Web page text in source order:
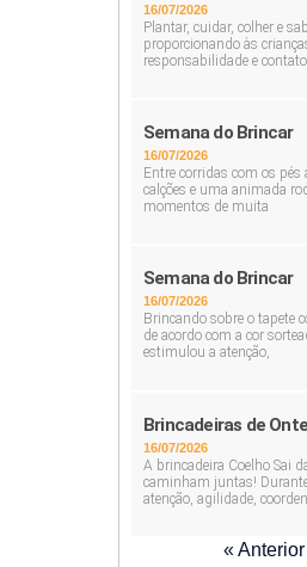
16/07/2026
Plantar, cuidar, colher e
proporcionando às
responsabilidade e
Semana do Brincar
16/07/2026
Entre corridas com os
calções e uma animada
momentos de muita
Semana do Brincar
16/07/2026
Brincando sobre o tapete
de acordo com a cor
estimulou a atenção,
Brincadeiras de
16/07/2026
A brincadeira Coelho Sai
caminham juntas!
atenção, agilidade,
« Anterior